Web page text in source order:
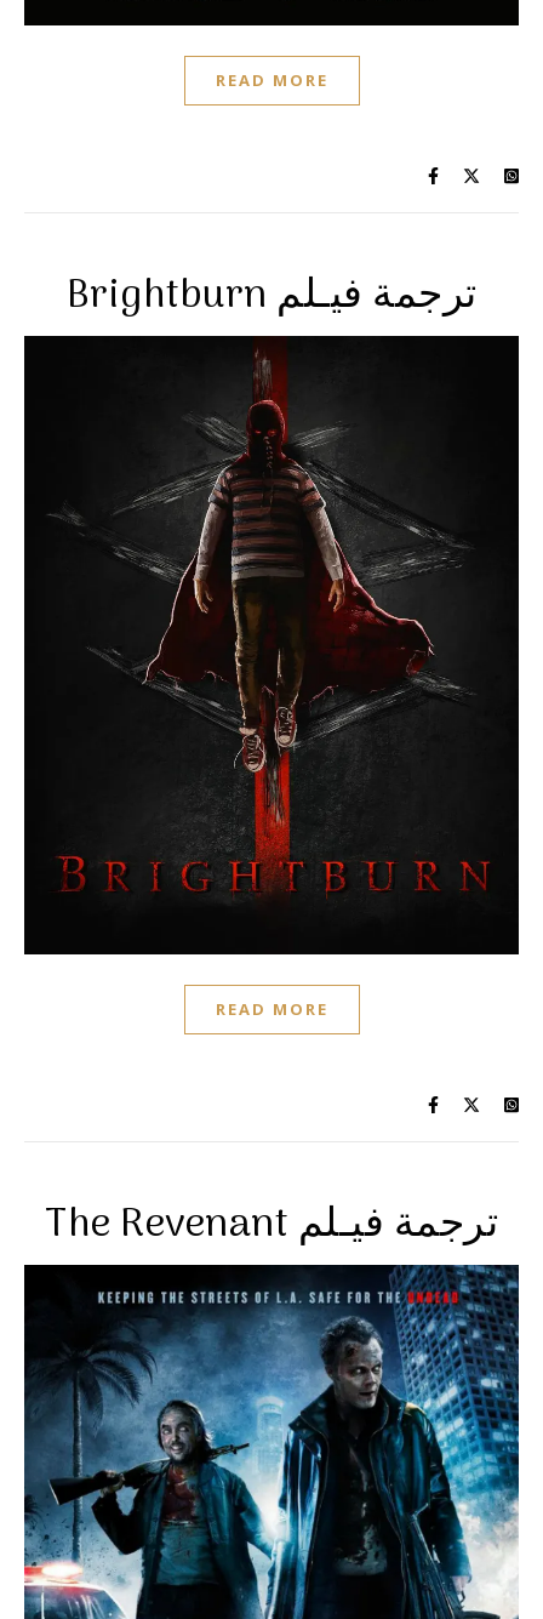
READ MORE
Brightburn ترجمة فيـلم
READ MORE
The Revenant ترجمة فيـلم